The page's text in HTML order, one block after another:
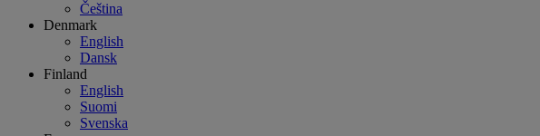
Čeština
Denmark
English
Dansk
Finland
English
Suomi
Svenska